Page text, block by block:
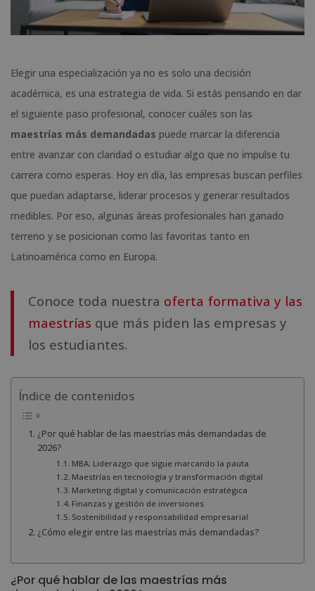
Elegir una especialización ya no es solo una decisión
académica, es una estrategia de vida. Si estás pensando en dar
el siguiente paso profesional, conocer cuáles son las
maestrías más demandadas puede marcar la diferencia
entre avanzar con claridad o estudiar algo que no impulse tu
carrera como esperas. Hoy en día, las empresas buscan perfiles
que puedan adaptarse, liderar procesos y generar resultados
medibles. Por eso, algunas áreas profesionales han ganado
terreno y se posicionan como las favoritas tanto en
Latinoamérica como en Europa.
Conoce toda nuestra oferta formativa y las
maestrías que más piden las empresas y
los estudiantes.
Índice de contenidos
¿Por qué hablar de las maestrías más demandadas de
2026?
MBA: Liderazgo que sigue marcando la pauta
Maestrías en tecnología y transformación digital
Marketing digital y comunicación estratégica
Finanzas y gestión de inversiones
Sostenibilidad y responsabilidad empresarial
¿Cómo elegir entre las maestrías más demandadas?
¿Por qué hablar de las maestrías más